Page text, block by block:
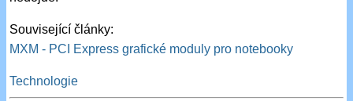
Související články:
MXM - PCI Express grafické moduly pro notebooky
Technologie